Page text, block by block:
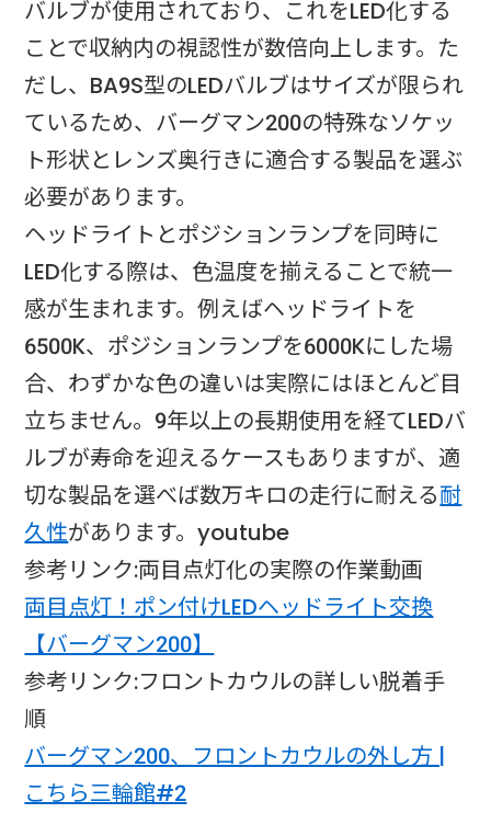
バルブが使用されており、これをLED化する
ことで収納内の視認性が数倍向上します。た
だし、BA9S型のLEDバルブはサイズが限られ
ているため、バーグマン200の特殊なソケッ
ト形状とレンズ奥行きに適合する製品を選ぶ
必要があります。​
ヘッドライトとポジションランプを同時に
LED化する際は、色温度を揃えることで統一
感が生まれます。例えばヘッドライトを
6500K、ポジションランプを6000Kにした場
合、わずかな色の違いは実際にはほとんど目
立ちません。9年以上の長期使用を経てLEDバ
ルブが寿命を迎えるケースもありますが、適
切な製品を選べば数万キロの走行に耐える耐
久性があります。youtube​​
参考リンク:両目点灯化の実際の作業動画
両目点灯！ポン付けLEDヘッドライト交換
【バーグマン200】
参考リンク:フロントカウルの詳しい脱着手
順
バーグマン200、フロントカウルの外し方 |
こちら三輪館#2